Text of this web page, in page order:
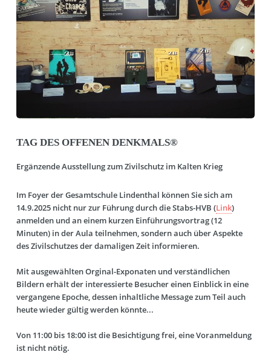
TAG DES OFFENEN DENKMALS®
Ergänzende Ausstellung zum Zivilschutz im Kalten Krieg
Im Foyer der Gesamtschule Lindenthal können Sie sich am
14.9.2025 nicht nur zur Führung durch die Stabs-HVB (Link)
anmelden und an einem kurzen Einführungsvortrag (12
Minuten) in der Aula teilnehmen, sondern auch über Aspekte
des Zivilschutzes der damaligen Zeit informieren.
Mit ausgewählten Orginal-Exponaten und verständlichen
Bildern erhält der interessierte Besucher einen Einblick in eine
vergangene Epoche, dessen inhaltliche Message zum Teil auch
heute wieder gültig werden könnte...
Von 11:00 bis 18:00 ist die Besichtigung frei, eine Voranmeldung
ist nicht nötig.